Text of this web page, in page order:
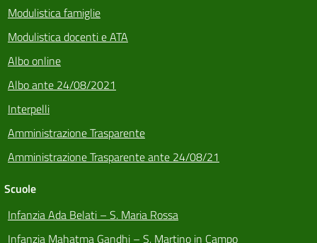
Modulistica famiglie
Modulistica docenti e ATA
Albo online
Albo ante 24/08/2021
Interpelli
Amministrazione Trasparente
Amministrazione Trasparente ante 24/08/21
Scuole
Infanzia Ada Belati – S. Maria Rossa
Infanzia Mahatma Gandhi – S. Martino in Campo